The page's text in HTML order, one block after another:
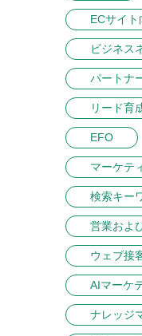
ECサイ
ビジネス
パートナ
リード育
EFO
マーケテ
検索キー
営業およ
ウェブ接
AIマーケ
ナレッジ